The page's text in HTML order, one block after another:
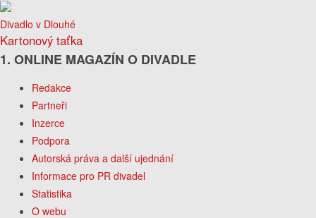
Divadlo v Dlouhé
Kartonový taťka
1. ONLINE MAGAZÍN O DIVADLE
Redakce
Partneři
Inzerce
Podpora
Autorská práva a další ujednání
Informace pro PR divadel
Statistika
O webu